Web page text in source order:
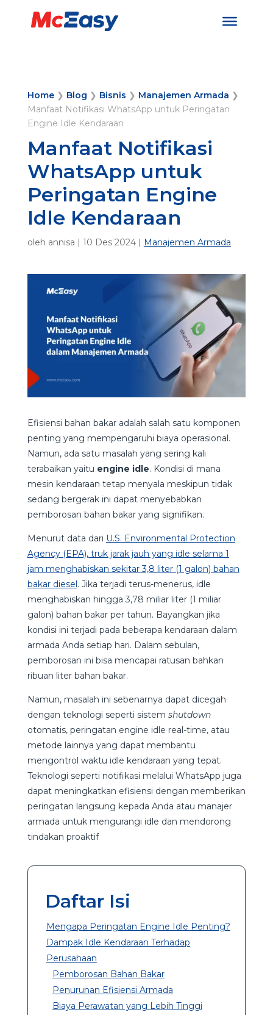
Home❯ Blog ❯ Bisnis ❯ Manajemen Armada ❯
Manfaat Notifikasi WhatsApp untuk Peringatan
Engine Idle Kendaraan
Manfaat Notifikasi
WhatsApp untuk
Peringatan Engine
Idle Kendaraan
oleh annisa | 10 Des 2024| Manajemen Armada
Efisiensi bahan bakar adalah salah satu komponen
penting yang mempengaruhi biaya operasional.
Namun, ada satu masalah yang sering kali
terabaikan yaitu engine idle. Kondisi di mana
mesin kendaraan tetap menyala meskipun tidak
sedang bergerak ini dapat menyebabkan
pemborosan bahan bakar yang signifikan.
Menurut data dari U.S. Environmental Protection
Agency (EPA), truk jarak jauh yang idle selama 1
jam menghabiskan sekitar 3,8 liter (1 galon) bahan
bakar diesel. Jika terjadi terus-menerus, idle
menghabiskan hingga 3,78 miliar liter (1 miliar
galon) bahan bakar per tahun. Bayangkan jika
kondisi ini terjadi pada beberapa kendaraan dalam
armada Anda setiap hari. Dalam sebulan,
pemborosan ini bisa mencapai ratusan bahkan
ribuan liter bahan bakar.
Namun, masalah ini sebenarnya dapat dicegah
dengan teknologi seperti sistem shutdown
otomatis, peringatan engine idle real-time, atau
metode lainnya yang dapat membantu
mengontrol waktu idle kendaraan yang tepat.
Teknologi seperti notifikasi melalui WhatsApp juga
dapat meningkatkan efisiensi dengan memberikan
peringatan langsung kepada Anda atau manajer
armada untuk mengurangi idle dan mendorong
tindakan proaktif
Daftar Isi
Mengapa Peringatan Engine Idle Penting?
Dampak Idle Kendaraan Terhadap
Perusahaan
Pemborosan Bahan Bakar
Penurunan Efisiensi Armada
Biaya Perawatan yang Lebih Tinggi